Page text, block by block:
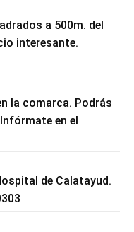
a 500m. del
interesante.
la comarca. Podrás
en el
de Calatayud.